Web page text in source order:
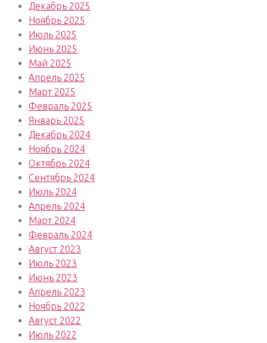
Декабрь 2025
Ноябрь 2025
Июль 2025
Июнь 2025
Май 2025
Апрель 2025
Март 2025
Февраль 2025
Январь 2025
Декабрь 2024
Ноябрь 2024
Октябрь 2024
Сентябрь 2024
Июль 2024
Апрель 2024
Март 2024
Февраль 2024
Август 2023
Июль 2023
Июнь 2023
Апрель 2023
Ноябрь 2022
Август 2022
Июль 2022